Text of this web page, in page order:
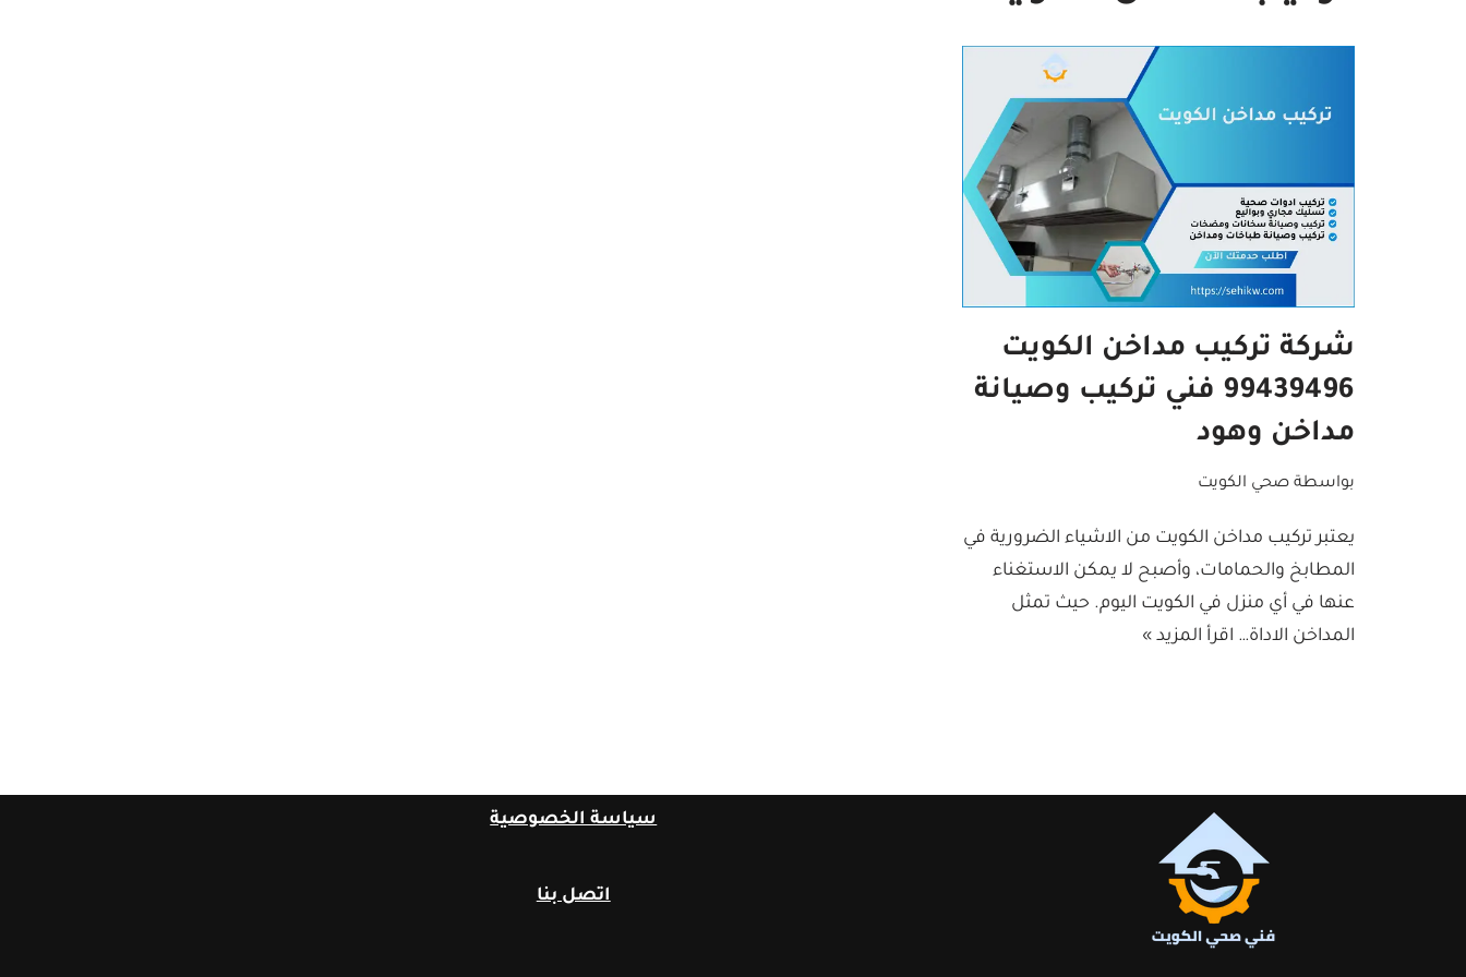
شركة تركيب مداخن الكويت
99439496 فني تركيب وصيانة
مداخن وهود
بواسطة صحي الكويت
يعتبر تركيب مداخن الكويت من الاشياء الضرورية في
المطابخ والحمامات، وأصبح لا يمكن الاستغناء
عنها في أي منزل في الكويت اليوم. حيث تمثل
المداخن الاداة… اقرأ المزيد »
سياسة الخصوصية
اتصل بنا